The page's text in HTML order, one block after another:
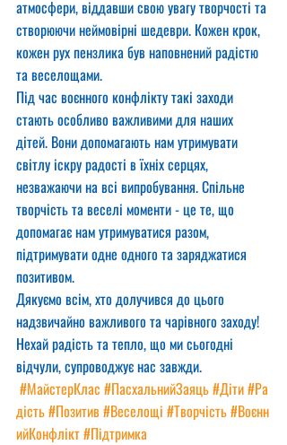
атмосфери, віддавши свою увагу творчості та
створюючи неймовірні шедеври. Кожен крок,
кожен рух пензлика був наповнений радістю
та веселощами.
Під час воєнного конфлікту такі заходи
стають особливо важливими для наших
дітей. Вони допомагають нам утримувати
світлу іскру радості в їхніх серцях,
незважаючи на всі випробування. Спільне
творчість та веселі моменти - це те, що
допомагає нам утримуватися разом,
підтримувати одне одного та заряджатися
позитивом.
Дякуємо всім, хто долучився до цього
надзвичайно важливого та чарівного заходу!
Нехай радість та тепло, що ми сьогодні
відчули, супроводжує нас завжди.
#МайстерКлас #ПасхальнийЗаяць#Діти#Ра
дість#Позитив#Веселощі #Творчість#Воєнн
ийКонфлікт#Підтримка